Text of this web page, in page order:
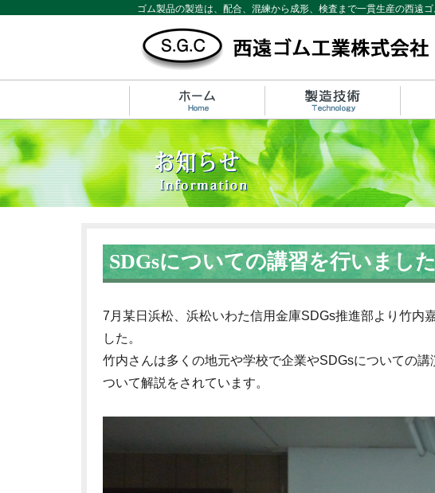
ゴム製品の製造は、配合、混練から成形、検査まで一貫生産の西遠ゴ
SDGsについての講習を行いまし
7月某日浜松、浜松いわた信用金庫SDGs推進部より竹内
した。
竹内さんは多くの地元や学校で企業やSDGsについての
ついて解説をされています。